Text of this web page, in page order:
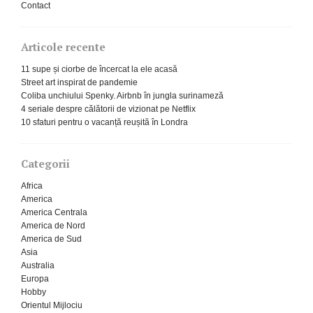
Contact
Articole recente
11 supe și ciorbe de încercat la ele acasă
Street art inspirat de pandemie
Coliba unchiului Spenky. Airbnb în jungla surinameză
4 seriale despre călătorii de vizionat pe Netflix
10 sfaturi pentru o vacanță reușită în Londra
Categorii
Africa
America
America Centrala
America de Nord
America de Sud
Asia
Australia
Europa
Hobby
Orientul Mijlociu